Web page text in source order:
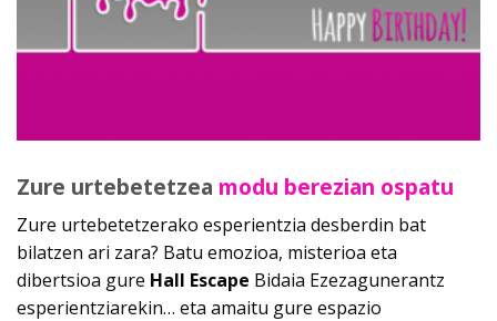
Zure urtebetetzea modu berezian ospatu
Zure urtebetetzerako esperientzia desberdin bat
bilatzen ari zara? Batu emozioa, misterioa eta
dibertsioa gure Hall Escape Bidaia Ezezagunerantz
esperientziarekin… eta amaitu gure espazio